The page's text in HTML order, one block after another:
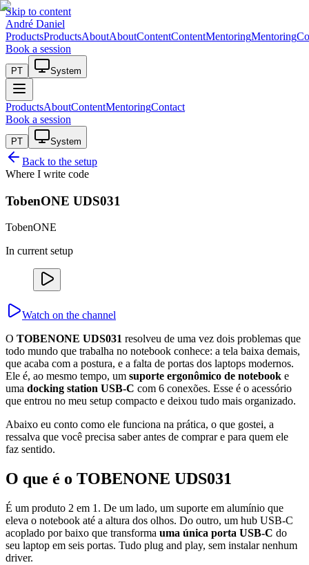
Skip to content
André Daniel
ProductsProductsAboutAboutContentContentMentoringMentoring
Book a session
PT System
ProductsAboutContentMentoringContact
Book a session
PT System
Back to the setup
Where I write code
TobenONE UDS031
TobenONE
In current setup
Watch on the channel
O TOBENONE UDS031 resolveu de uma vez dois problemas que
todo mundo que trabalha no notebook conhece: a tela baixa demais,
que acaba com a postura, e a falta de portas dos laptops modernos.
Ele é, ao mesmo tempo, um suporte ergonômico de notebook e
uma docking station USB-C com 6 conexões. Esse é o acessório
que entrou no meu setup compacto e deixou tudo mais organizado.
Abaixo eu conto como ele funciona na prática, o que gostei, a
ressalva que você precisa saber antes de comprar e para quem ele
faz sentido.
O que é o TOBENONE UDS031
É um produto 2 em 1. De um lado, um suporte em alumínio que
eleva o notebook até a altura dos olhos. Do outro, um hub USB-C
acoplado por baixo que transforma uma única porta USB-C do
seu laptop em seis portas. Tudo plug and play, sem instalar nenhum
driver.